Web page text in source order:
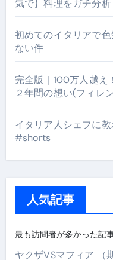
気で】料理をガチ分析
初めてのイタリアで
ない件
完全版｜100万人越え
２年間の想い(フィレ
イタリア人シェフに
#shorts
人気記事
最も訪問者が多かった記
ヤクザVSマフィア （